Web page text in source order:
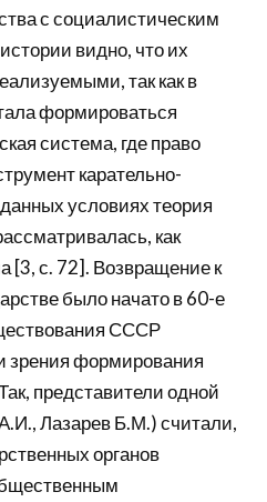
с социалистическим
видно, что их
так как в
формироваться
система, где право
карательно-
данных условиях теория
как
[3, с. 72]. Возвращение к
было начато в 60-е
СССР
зрения формирования
представители одной
Лазарев Б.М.) считали,
органов